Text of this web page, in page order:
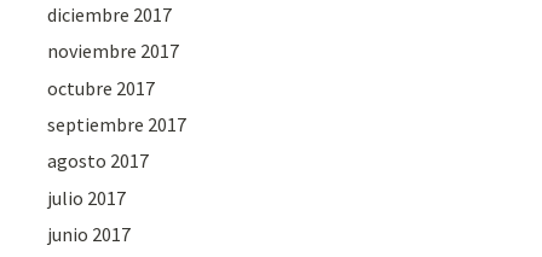
diciembre 2017
noviembre 2017
octubre 2017
septiembre 2017
agosto 2017
julio 2017
junio 2017